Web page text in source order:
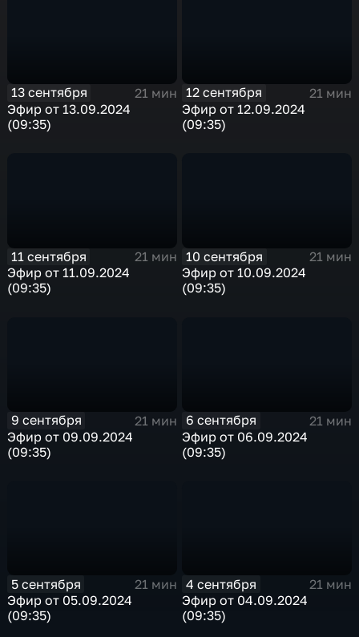
13 сентября
21 мин
Эфир от 13.09.2024
(09:35)
12 сентября
21 мин
Эфир от 12.09.2024
(09:35)
11 сентября
21 мин
Эфир от 11.09.2024
(09:35)
10 сентября
21 мин
Эфир от 10.09.2024
(09:35)
9 сентября
21 мин
Эфир от 09.09.2024
(09:35)
6 сентября
21 мин
Эфир от 06.09.2024
(09:35)
5 сентября
21 мин
Эфир от 05.09.2024
(09:35)
4 сентября
21 мин
Эфир от 04.09.2024
(09:35)